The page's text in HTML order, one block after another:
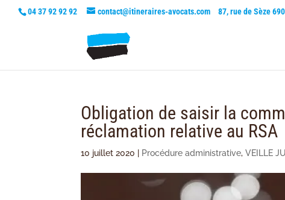
04 37 92 92 92 contact@itineraires-avocats.com 87, rue de Sèze
Obligation de saisir la
réclamation relative au RSA
10 juillet 2020 Procédure administrative,VEILLE